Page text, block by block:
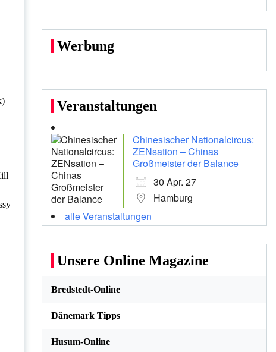
Werbung
Veranstaltungen
Chinesischer Nationalcircus:
ZENsation – Chinas
Großmeister der Balance
30 Apr. 27
Hamburg
alle Veranstaltungen
Unsere Online Magazine
Bredstedt-Online
Dänemark Tipps
Husum-Online